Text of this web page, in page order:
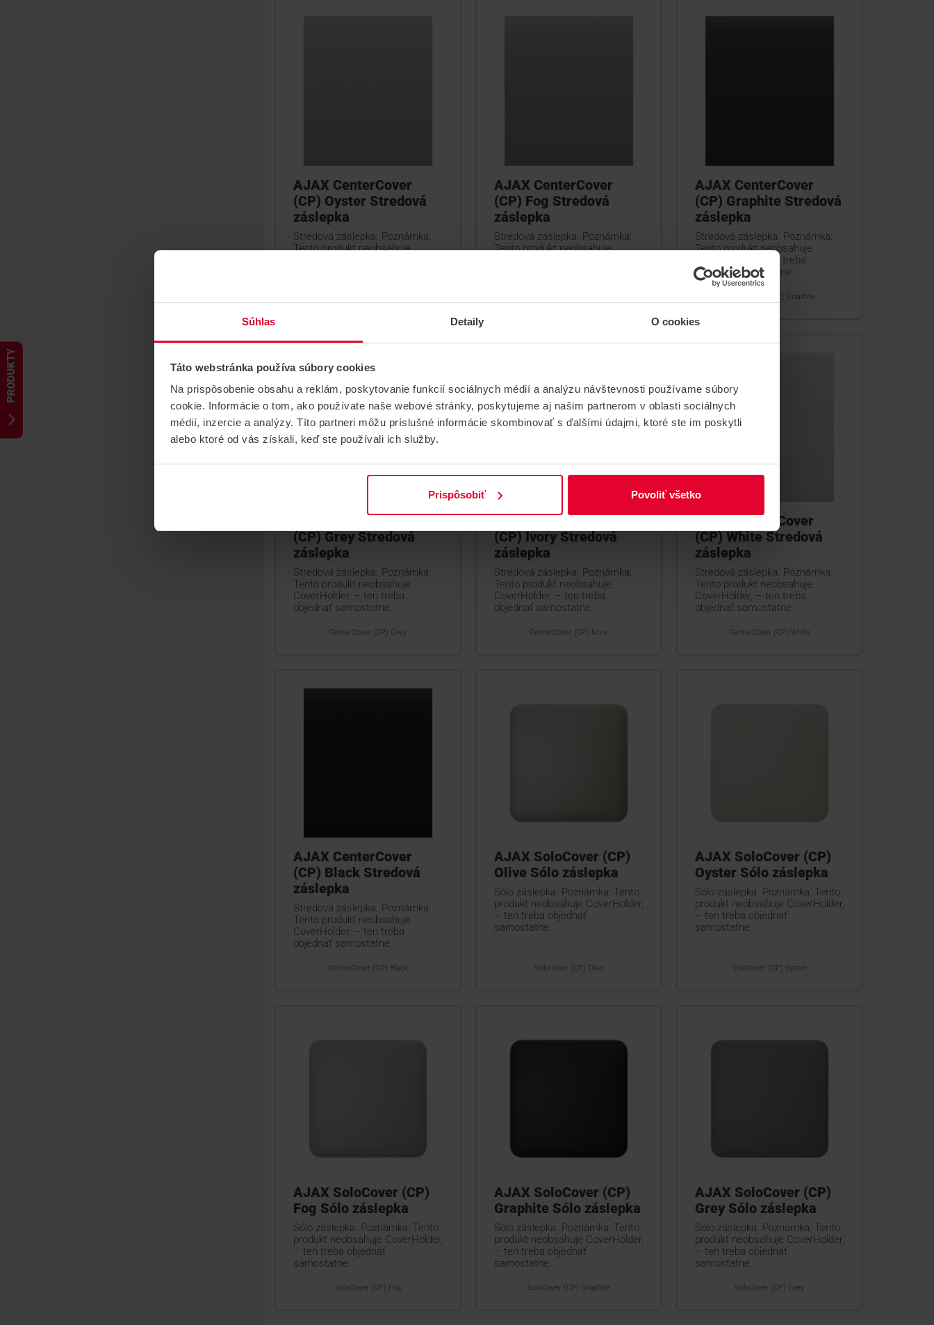
Súhlas Detaily O cookies
Táto webstránka používa súbory cookies
Na prispôsobenie obsahu a reklám, poskytovanie funkcií sociálnych médií a analýzu návštevnosti používame súbory
cookie. Informácie o tom, ako používate naše webové stránky, poskytujeme aj našim partnerom v oblasti sociálnych
médií, inzercie a analýzy. Títo partneri môžu príslušné informácie skombinovať s ďalšími údajmi, ktoré ste im poskytli
alebo ktoré od vás získali, keď ste používali ich služby.
Prispôsobiť Povoliť všetko
PRODUKTY
AJAX CenterCover
(CP) Oyster Stredová
záslepka
Stredová záslepka. Poznámka:
Tento produkt neobsahuje
AJAX CenterCover
(CP) Fog Stredová
záslepka
Stredová záslepka. Poznámka:
Tento produkt neobsahuje
AJAX CenterCover
(CP) Graphite Stredová
záslepka
Stredová záslepka. Poznámka:
Tento produkt neobsahuje
CoverHolder, – ten treba
objednať samostatne.
CenterCover (CP) Graphite
AJAX CenterCover
(CP) Grey Stredová
záslepka
Stredová záslepka. Poznámka:
Tento produkt neobsahuje
CoverHolder, – ten treba
objednať samostatne.
CenterCover (CP) Grey
AJAX CenterCover
(CP) Ivory Stredová
záslepka
Stredová záslepka. Poznámka:
Tento produkt neobsahuje
CoverHolder, – ten treba
objednať samostatne.
CenterCover (CP) Ivory
AJAX CenterCover
(CP) White Stredová
záslepka
Stredová záslepka. Poznámka:
Tento produkt neobsahuje
CoverHolder, – ten treba
objednať samostatne.
CenterCover (CP) White
AJAX CenterCover
(CP) Black Stredová
záslepka
Stredová záslepka. Poznámka:
Tento produkt neobsahuje
CoverHolder, – ten treba
objednať samostatne.
CenterCover (CP) Black
AJAX SoloCover (CP)
Olive Sólo záslepka
Sólo záslepka. Poznámka: Tento
produkt neobsahuje CoverHolder,
– ten treba objednať
samostatne.
SoloCover (CP) Olive
AJAX SoloCover (CP)
Oyster Sólo záslepka
Sólo záslepka. Poznámka: Tento
produkt neobsahuje CoverHolder,
– ten treba objednať
samostatne.
SoloCover (CP) Oyster
AJAX SoloCover (CP)
Fog Sólo záslepka
Sólo záslepka. Poznámka: Tento
produkt neobsahuje CoverHolder,
– ten treba objednať
samostatne.
SoloCover (CP) Fog
AJAX SoloCover (CP)
Graphite Sólo záslepka
Sólo záslepka. Poznámka: Tento
produkt neobsahuje CoverHolder,
– ten treba objednať
samostatne.
SoloCover (CP) Graphite
AJAX SoloCover (CP)
Grey Sólo záslepka
Sólo záslepka. Poznámka: Tento
produkt neobsahuje CoverHolder,
– ten treba objednať
samostatne.
SoloCover (CP) Grey